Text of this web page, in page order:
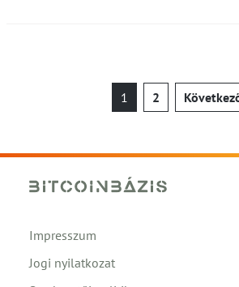
Bejegyzések
lapozása
1 2
Impresszum
Jogi nyilatkozat